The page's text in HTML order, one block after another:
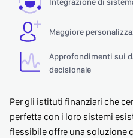
Maggiore
Approfondimenti sui
decisionale
Per gli istituti finanziari che
perfetta con i loro sistemi
flessibile offre una soluzione